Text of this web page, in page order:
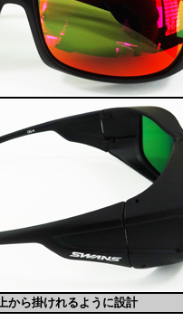
から掛けれるように設計